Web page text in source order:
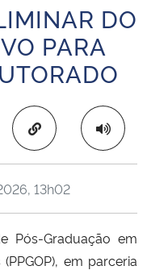
DO
PARA
Copiar para área
13h02
Pós-Graduação em
em parceria